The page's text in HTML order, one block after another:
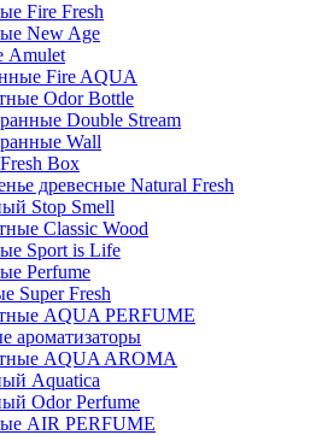
Fire Fresh
New Age
Amulet
Fire AQUA
Odor Bottle
Double Stream
Wall
Box
древесные Natural Fresh
Stop Smell
Classic Wood
Sport is Life
Perfume
Super Fresh
AQUA PERFUME
ароматизаторы
AQUA AROMA
Aquatica
Odor Perfume
AIR PERFUME